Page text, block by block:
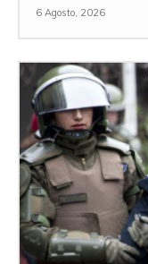
6 Agosto, 2026